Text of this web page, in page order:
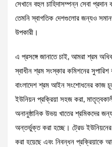
সেখানে বহুল চাহিদাসম্পন্ন সেবা
তেমনি স্বাগতিক দেশগুলোর জন্যও
উপকারী।
এ প্রসঙ্গে জানাতে চাই, আমরা শ্রম
স্বাধীন শ্রম সংস্কার কমিশনের সুপারিশ
বাংলাদেশ শ্রম আইন সংশোধনের কাজ
ইউনিয়ন প্রক্রিয়া সহজ করা,
অনানুষ্ঠানিক উভয় খাতের শ্রমিকদের
অন্তর্ভুক্ত করা হচ্ছে। ট্রেড
করা হয়েছে এবং নিবন্ধন প্রক্রিয়াকে